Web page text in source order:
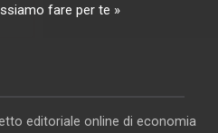
fare per te »
editoriale online di economia